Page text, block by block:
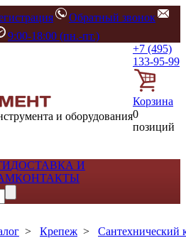
Обратный звонок
9:00-18:00 (пн.-пт.)
и оборудования
+7 (495)
133-95-99
Корзина
0
позиций
ДОСТАВКА И
КОНТАКТЫ
> Крепеж > Сантехнический